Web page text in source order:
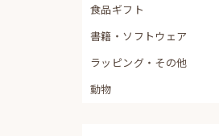
食品ギフト
書籍・ソフトウェア
ラッピング・その他
動物